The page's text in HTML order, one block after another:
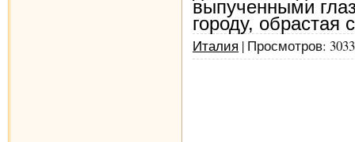
выпученными
городу, обрастая
Италия | Просмотров: